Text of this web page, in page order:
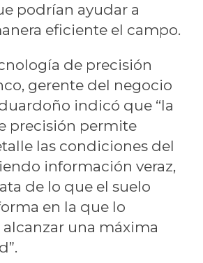
podrían ayudar a
eficiente el campo.
de precisión
gerente del negocio
indicó que “la
precisión permite
las condiciones del
información veraz,
de lo que el suelo
en la que lo
alcanzar una máxima